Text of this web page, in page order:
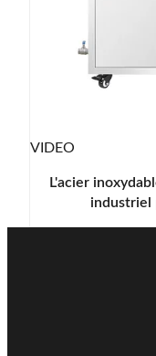
VIDEO
L'acier
industriel